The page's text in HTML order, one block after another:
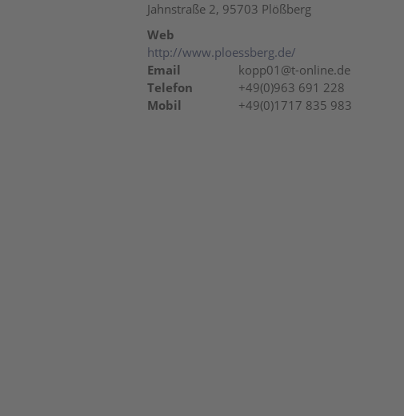
Jahnstraße 2, 95703 Plößberg
Web
http://www.ploessberg.de/
Email
kopp01@t-online.de
Telefon
+49(0)963 691 228
Mobil
+49(0)1717 835 983